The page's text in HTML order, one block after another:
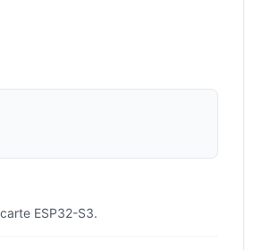
ESP32-S3.